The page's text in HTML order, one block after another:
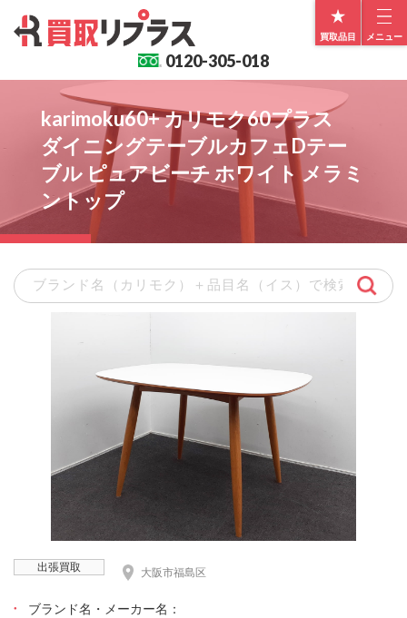
メニュー
買取品目
0120-305-018
karimoku60+ カリモク60プラス
ダイニングテーブルカフェDテー
ブル ピュアビーチ ホワイト メラミ
ントップ
出張買取 大阪市福島区
ブランド名・メーカー名：